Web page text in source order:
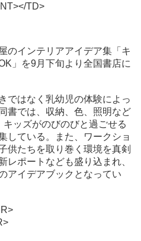
TD>
のインテリアアイデア集「キ
」を9月下旬より全国書店に
ではなく乳幼児の体験によっ
書では、収納、色、照明など
ッズがのびのびと過ごせる
している。また、ワークショ
供たちを取り巻く環境を真剣
レポートなども盛り込まれ、
アイデアブックとなってい